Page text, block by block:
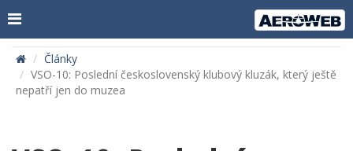
Články
VSO-10: Poslední československý klubový kluzák, který ještě
nepatří jen do muzea